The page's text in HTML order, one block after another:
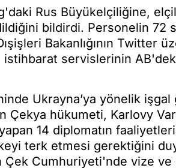
Rus Büyükelçiliğine,
bildirdi. Personelin 72
Bakanlığının Twitter
servislerinin AB'deki
Ukrayna’ya yönelik işgal
Çekya hükumeti, Karlovy
14 diplomatın
terk etmesi gerektiğini
Çek Cumhuriyeti'nde vize